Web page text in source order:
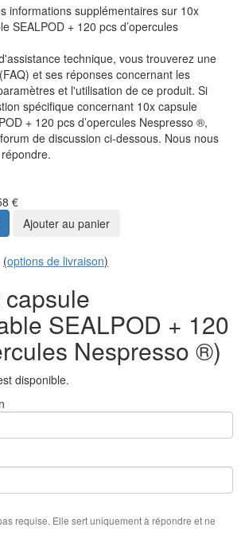
informations supplémentaires sur 10x
SEALPOD + 120 pcs d’opercules
technique, vous trouverez une
et ses réponses concernant les
et l'utilisation de ce produit. Si
spécifique concernant 10x capsule
+ 120 pcs d’opercules Nespresso ®,
de discussion ci-dessous. Nous nous
€
Ajouter au panier
(options de livraison)
capsule
SEALPOD + 120
Nespresso ®)
disponible.
requise. Elle sert uniquement à répondre et ne